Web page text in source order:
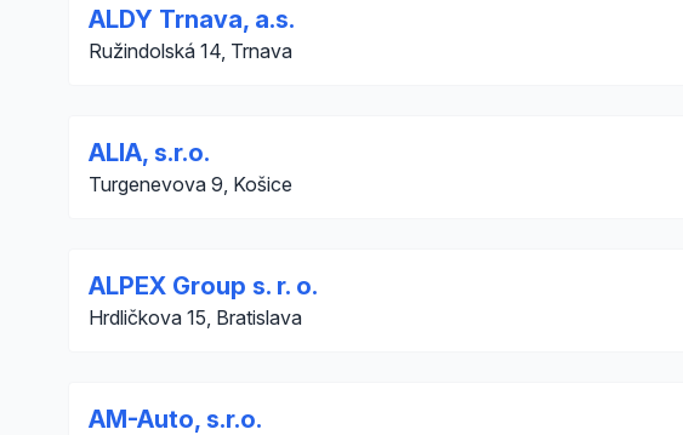
ALDY Trnava, a.s.
Ružindolská 14, Trnava
ALIA, s.r.o.
Turgenevova 9, Košice
ALPEX Group s. r. o.
Hrdličkova 15, Bratislava
AM-Auto, s.r.o.